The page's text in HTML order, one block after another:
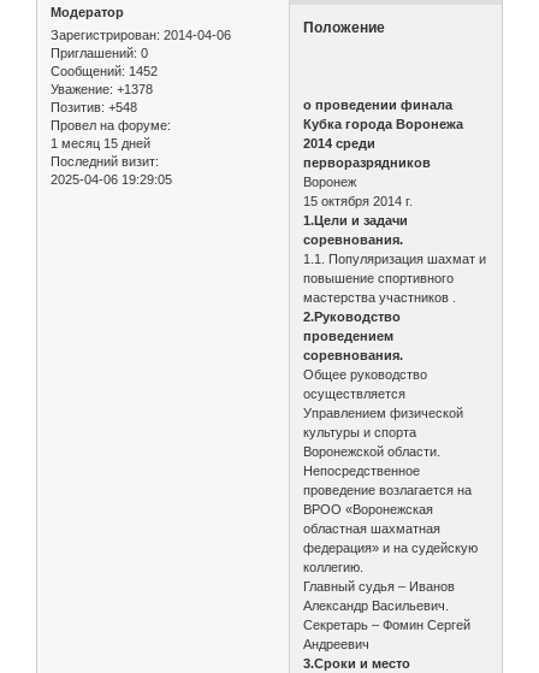
Модератор
Зарегистрирован: 2014-04-06
Приглашений: 0
Сообщений: 1452
Уважение: +1378
Позитив: +548
Провел на форуме:
1 месяц 15 дней
Последний визит:
2025-04-06 19:29:05
Положение
о проведении финала
Кубка города Воронежа
2014 среди
перворазрядников
Воронеж
15 октября 2014 г.
1.Цели и задачи
соревнования.
1.1. Популяризация шахмат и
повышение спортивного
мастерства участников .
2.Руководство
проведением
соревнования.
Общее руководство
осуществляется
Управлением физической
культуры и спорта
Воронежской области.
Непосредственное
проведение возлагается на
ВРОО «Воронежская
областная шахматная
федерация» и на судейскую
коллегию.
Главный судья – Иванов
Александр Васильевич.
Секретарь – Фомин Сергей
Андреевич
3.Сроки и место